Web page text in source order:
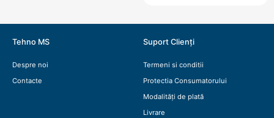
Tehno MS
Despre noi
Contacte
Suport Clienți
Termeni si conditii
Protectia Consumatorului
Modalități de plată
Livrare